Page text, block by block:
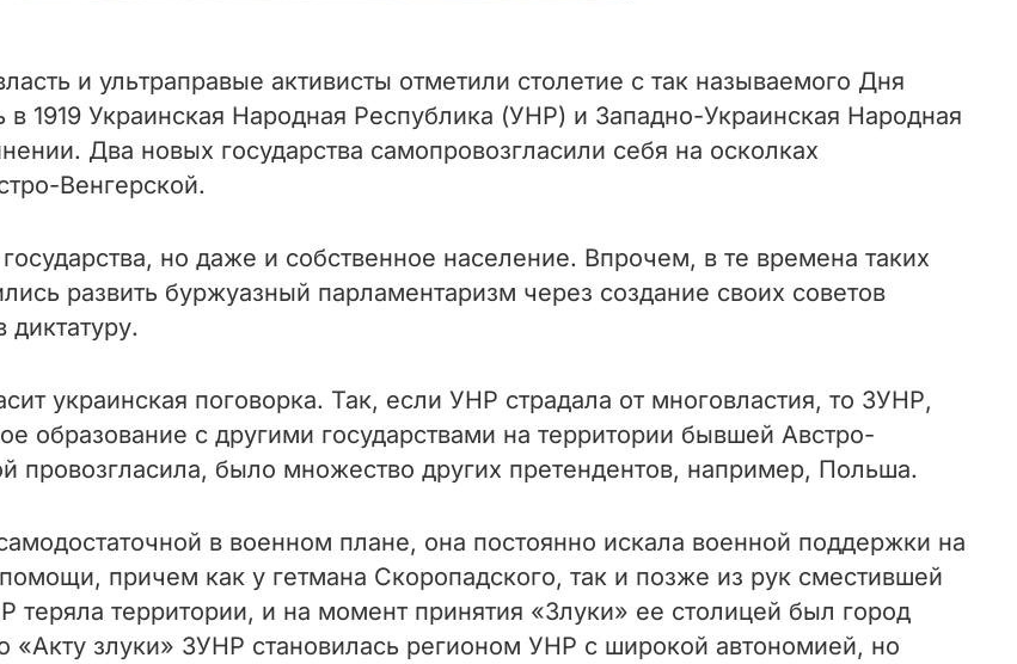
и ультраправые активисты отметили столетие с так называемого Дня
1919 Украинская Народная Республика (УНР) и Западно-Украинская Народная
Два новых государства самопровозгласили себя на осколках
Венгерской.
но даже и собственное население. Впрочем, в те времена таких
развить буржуазный парламентаризм через создание своих советов
украинская поговорка. Так, если УНР страдала от многовластия, то ЗУНР,
образование с другими государствами на территории бывшей Австро-
провозгласила, было множество других претендентов, например, Польша.
в военном плане, она постоянно искала военной поддержки на
причем как у гетмана Скоропадского, так и позже из рук сместившей
территории, и на момент принятия «Злуки» ее столицей был город
злуки» ЗУНР становилась регионом УНР с широкой автономией, но